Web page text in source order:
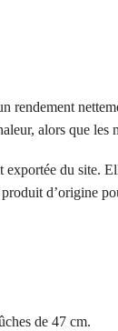
rendement
alors que
du site.
d’origine
de 47 cm.